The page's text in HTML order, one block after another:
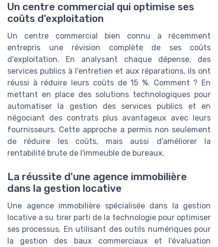
Un centre commercial qui optimise ses
coûts d'exploitation
Un centre commercial bien connu a récemment
entrepris une révision complète de ses coûts
d'exploitation. En analysant chaque dépense, des
services publics à l'entretien et aux réparations, ils ont
réussi à réduire leurs coûts de 15 %. Comment ? En
mettant en place des solutions technologiques pour
automatiser la gestion des services publics et en
négociant des contrats plus avantageux avec leurs
fournisseurs. Cette approche a permis non seulement
de réduire les coûts, mais aussi d'améliorer la
rentabilité brute de l'immeuble de bureaux.
La réussite d'une agence immobilière
dans la gestion locative
Une agence immobilière spécialisée dans la gestion
locative a su tirer parti de la technologie pour optimiser
ses processus. En utilisant des outils numériques pour
la gestion des baux commerciaux et l'évaluation